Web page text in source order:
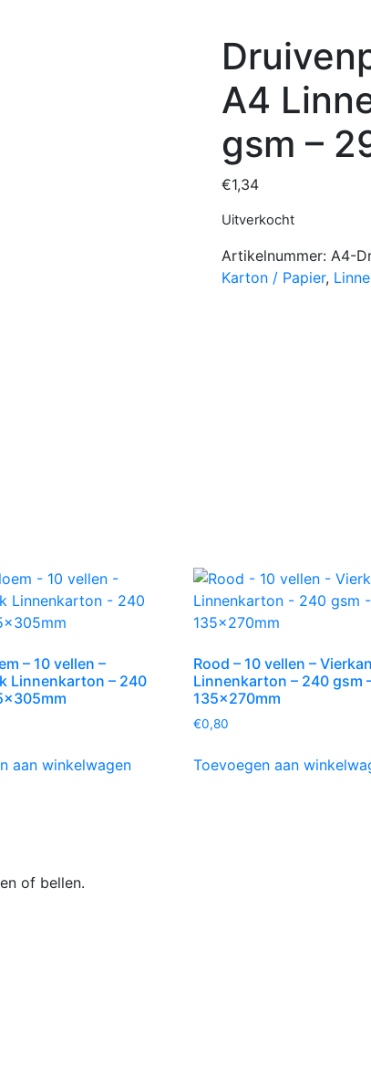
A4
gsm –
€1,34
Uitverkocht
Artikelnummer: A4-
Karton / Papier,
– 10 vellen –
Linnenkarton – 240
aan winkelwagen
Rood – 10 vellen –
Linnenkarton – 240 gsm
135x270mm
€0,80
Toevoegen aan
of bellen.